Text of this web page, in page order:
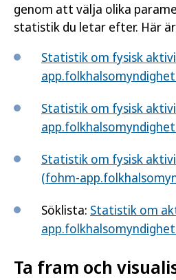
genom att välja olika
statistik du letar efter. Här
Statistik om fysisk
Statistik om fysisk
Statistik om fysisk
(fohm-
Söklista: Statistik om
Ta fram och